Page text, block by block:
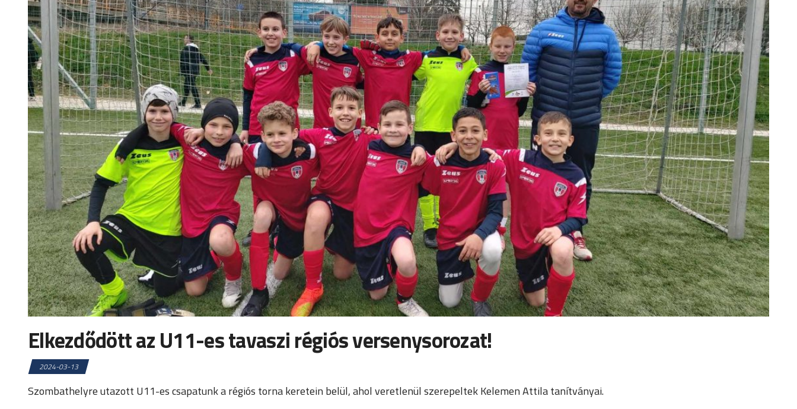
Elkezdődött az U11-es tavaszi régiós versenysorozat!
2024-03-13
Szombathelyre utazott U11-es csapatunk a régiós torna keretein belül, ahol veretlenül szerepeltek Kelemen Attila tanítványai.